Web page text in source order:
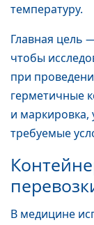
температуру.
Главная цель
чтобы
при
герметичные
и
требуемые
В медицине